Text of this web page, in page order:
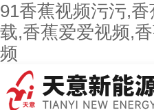
91香蕉视频污污,
载,香蕉爱爱视频,
频
新闻资讯
联系91香蕉视频污污